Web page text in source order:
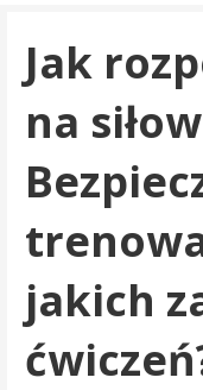
Jak
na
jakich